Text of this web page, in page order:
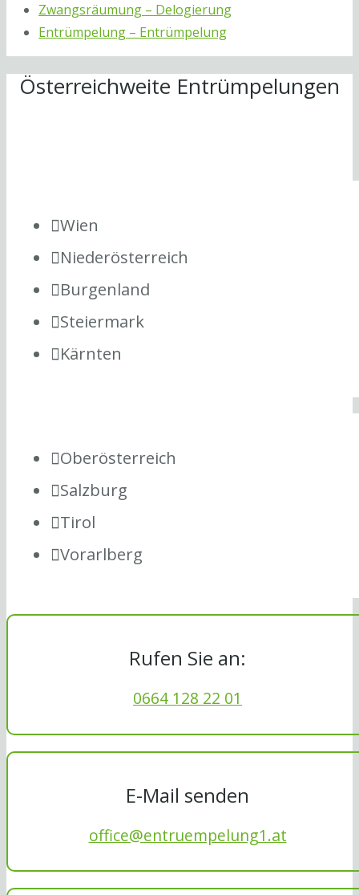
Zwangsräumung – Delogierung
Entrümpelung – Entrümpelung
Österreichweite Entrümpelungen
Wien
Niederösterreich
Burgenland
Steiermark
Kärnten
Oberösterreich
Salzburg
Tirol
Vorarlberg
Rufen Sie an:
0664 128 22 01
E-Mail senden
office@entruempelung1.at